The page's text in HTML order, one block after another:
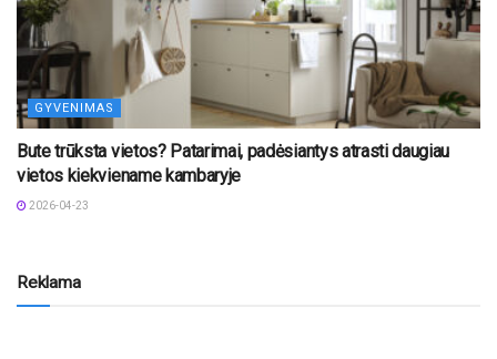
GYVENIMAS
Bute trūksta vietos? Patarimai, padėsiantys atrasti daugiau
vietos kiekviename kambaryje
2026-04-23
Reklama